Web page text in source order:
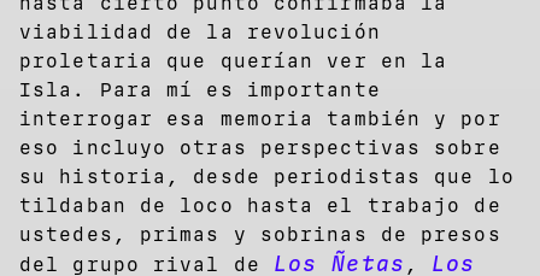
viabilidad de la revolución
proletaria que querían ver en la
Isla. Para mí es importante
interrogar esa memoria también y por
eso incluyo otras perspectivas sobre
su historia, desde periodistas que lo
tildaban de loco hasta el trabajo de
ustedes, primas y sobrinas de presos
del grupo rival de Los Ñetas , Los